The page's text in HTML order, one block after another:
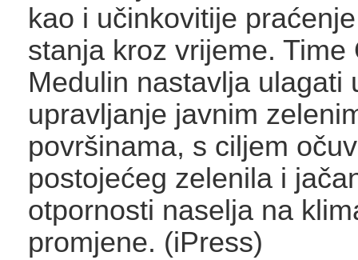
kao i učinkovitije
stanja kroz vrijeme. Time
Medulin nastavlja ulagati
upravljanje javnim
površinama, s ciljem
postojećeg zelenila i
otpornosti naselja na
promjene. (iPress)